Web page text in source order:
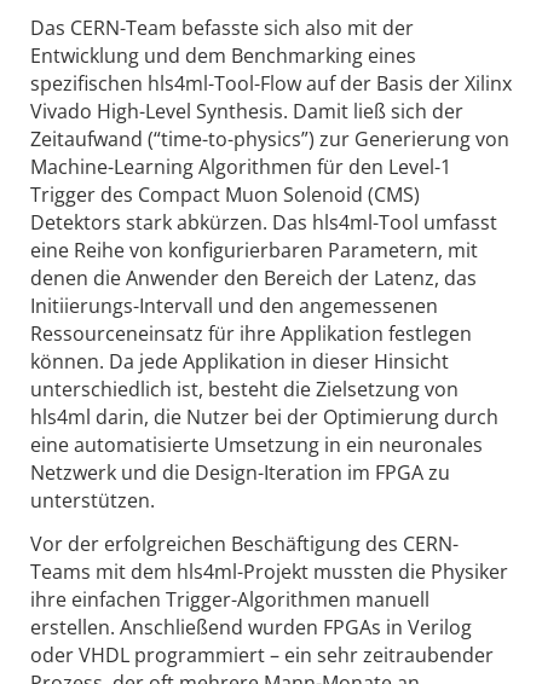
Das CERN-Team befasste sich also mit der
Entwicklung und dem Benchmarking eines
spezifischen hls4ml-Tool-Flow auf der Basis der Xilinx
Vivado High-Level Synthesis. Damit ließ sich der
Zeitaufwand (“time-to-physics”) zur Generierung von
Machine-Learning Algorithmen für den Level-1
Trigger des Compact Muon Solenoid (CMS)
Detektors stark abkürzen. Das hls4ml-Tool umfasst
eine Reihe von konfigurierbaren Parametern, mit
denen die Anwender den Bereich der Latenz, das
Initiierungs-Intervall und den angemessenen
Ressourceneinsatz für ihre Applikation festlegen
können. Da jede Applikation in dieser Hinsicht
unterschiedlich ist, besteht die Zielsetzung von
hls4ml darin, die Nutzer bei der Optimierung durch
eine automatisierte Umsetzung in ein neuronales
Netzwerk und die Design-Iteration im FPGA zu
unterstützen.
Vor der erfolgreichen Beschäftigung des CERN-
Teams mit dem hls4ml-Projekt mussten die Physiker
ihre einfachen Trigger-Algorithmen manuell
erstellen. Anschließend wurden FPGAs in Verilog
oder VHDL programmiert – ein sehr zeitraubender